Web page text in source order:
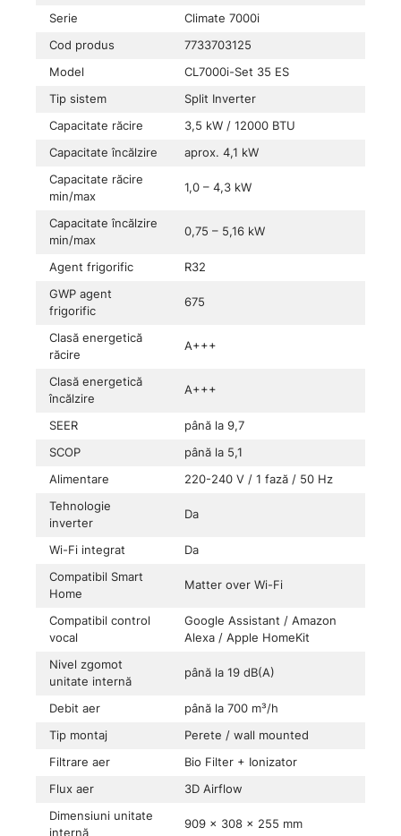
Serie
Climate 7000i
Cod produs
7733703125
Model
CL7000i-Set 35 ES
Tip sistem
Split Inverter
Capacitate răcire
3,5 kW / 12000 BTU
Capacitate încălzire
aprox. 4,1 kW
Capacitate răcire
min/max
1,0 – 4,3 kW
Capacitate încălzire
min/max
0,75 – 5,16 kW
Agent frigorific
R32
GWP agent
frigorific
675
Clasă energetică
răcire
A+++
Clasă energetică
încălzire
A+++
SEER
până la 9,7
SCOP
până la 5,1
Alimentare
220-240 V / 1 fază / 50 Hz
Tehnologie
inverter
Da
Wi-Fi integrat
Da
Compatibil Smart
Home
Matter over Wi-Fi
Compatibil control
vocal
Google Assistant / Amazon
Alexa / Apple HomeKit
Nivel zgomot
unitate internă
până la 19 dB(A)
Debit aer
până la 700 m³/h
Tip montaj
Perete / wall mounted
Filtrare aer
Bio Filter + Ionizator
Flux aer
3D Airflow
Dimensiuni unitate
internă
909 × 308 × 255 mm